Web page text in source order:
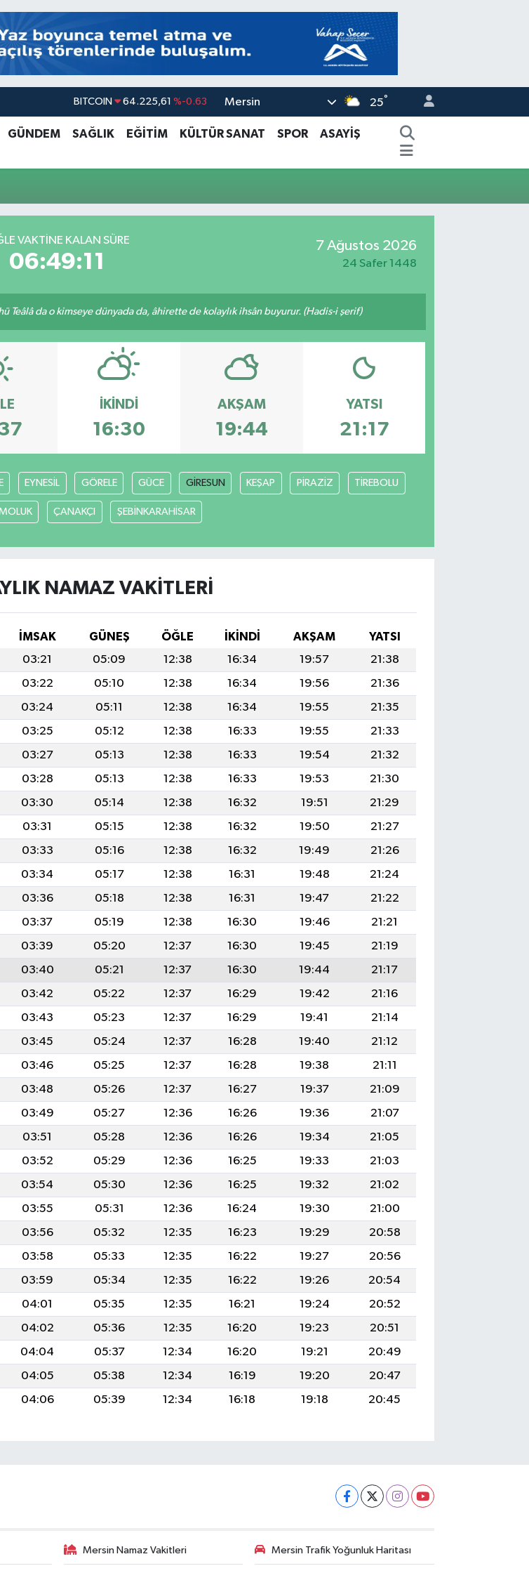
BITCOIN 64.225,61 %-0.63
DOLAR 47,7143 %0.16
GRAM ALTIN 6510.40 %0.45
Mersin 25°
GÜNDEM SAĞLIK EĞİTİM KÜLTÜR SANAT SPOR
ASAYİŞ
VAKTINE KALAN SÜRE
06:49:11
7 Ağustos 2026
24 Safer 1448
Teâlâ da o kimseye dünyada da, âhirette de kolaylık ihsân buyurur. (Hadis-i şerif)
İKINDI
16:30
AKŞAM
19:44
YATSI
21:17
EYNESİL GÖRELE GÜCE GİRESUN KEŞAP PİRAZİZ TİREBOLU
ÇANAKÇI ŞEBİNKARAHİSAR
NAMAZ VAKITLERI
İMSAK GÜNEŞ ÖĞLE İKINDI AKŞAM
YATSI
03:21 05:09 12:38 16:34 19:57
21:38
03:22 05:10 12:38 16:34 19:56
21:36
03:24 05:11 12:38 16:34 19:55
21:35
03:25 05:12 12:38 16:33 19:55
21:33
03:27 05:13 12:38 16:33 19:54
21:32
03:28 05:13 12:38 16:33 19:53
21:30
03:30 05:14 12:38 16:32 19:51
21:29
03:31 05:15 12:38 16:32 19:50
21:27
03:33 05:16 12:38 16:32 19:49
21:26
03:34 05:17 12:38 16:31 19:48
21:24
03:36 05:18 12:38 16:31 19:47
21:22
03:37 05:19 12:38 16:30 19:46
21:21
03:39 05:20 12:37 16:30 19:45
21:19
03:40 05:21 12:37 16:30 19:44
21:17
03:42 05:22 12:37 16:29 19:42
21:16
03:43 05:23 12:37 16:29 19:41
21:14
03:45 05:24 12:37 16:28 19:40
21:12
03:46 05:25 12:37 16:28 19:38
21:11
03:48 05:26 12:37 16:27 19:37
21:09
03:49 05:27 12:36 16:26 19:36
21:07
03:51 05:28 12:36 16:26 19:34
21:05
03:52 05:29 12:36 16:25 19:33
21:03
03:54 05:30 12:36 16:25 19:32
21:02
03:55 05:31 12:36 16:24 19:30
21:00
03:56 05:32 12:35 16:23 19:29
20:58
03:58 05:33 12:35 16:22 19:27
20:56
03:59 05:34 12:35 16:22 19:26
20:54
04:01 05:35 12:35 16:21 19:24
20:52
04:02 05:36 12:35 16:20 19:23
20:51
04:04 05:37 12:34 16:20 19:21
20:49
04:05 05:38 12:34 16:19 19:20
20:47
04:06 05:39 12:34 16:18 19:18 20:45
Mersin Namaz Vakitleri Mersin Trafik Yoğunluk Haritası